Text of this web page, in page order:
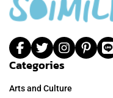
Categories
Arts and Culture